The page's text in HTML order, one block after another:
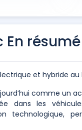
En résumé
et hybride au
comme un
dans les
technologique,